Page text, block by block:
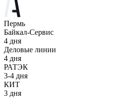
Пермь
Байкал-Сервис
4 дня
Деловые линии
4 дня
РАТЭК
3-4 дня
КИТ
3 дня